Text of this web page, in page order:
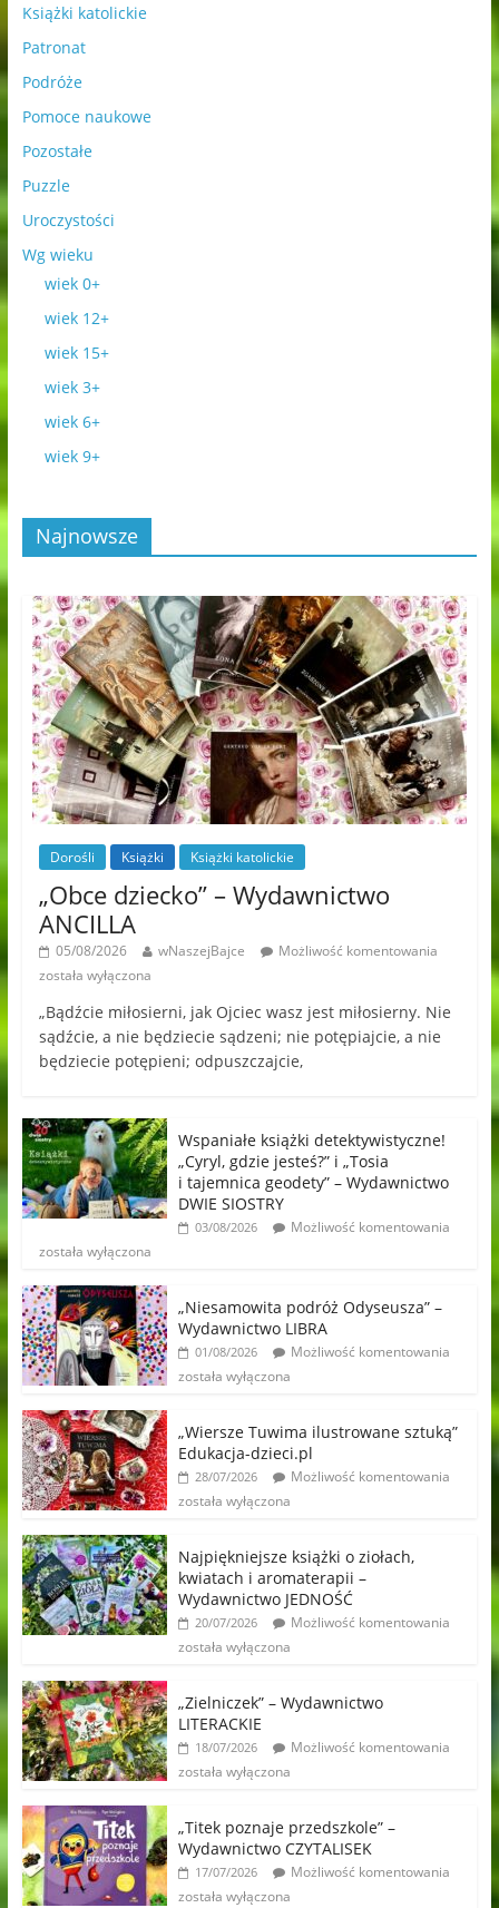
Książki katolickie
Patronat
Podróże
Pomoce naukowe
Pozostałe
Puzzle
Uroczystości
Wg wieku
wiek 0+
wiek 12+
wiek 15+
wiek 3+
wiek 6+
wiek 9+
Najnowsze
Dorośli Książki Książki katolickie
„Obce dziecko” – Wydawnictwo
ANCILLA
05/08/2026 wNaszejBajce
Możliwość komentowania
została wyłączona
„Bądźcie miłosierni, jak Ojciec wasz jest miłosierny. Nie
sądźcie, a nie będziecie sądzeni; nie potępiajcie, a nie
będziecie potępieni; odpuszczajcie,
Wspaniałe książki detektywistyczne!
„Cyryl, gdzie jesteś?” i „Tosia
i tajemnica geodety” – Wydawnictwo
DWIE SIOSTRY
03/08/2026
Możliwość komentowania
została wyłączona
„Niesamowita podróż Odyseusza” –
Wydawnictwo LIBRA
01/08/2026
Możliwość komentowania
została wyłączona
„Wiersze Tuwima ilustrowane sztuką”
Edukacja-dzieci.pl
28/07/2026
Możliwość komentowania
została wyłączona
Najpiękniejsze książki o ziołach,
kwiatach i aromaterapii –
Wydawnictwo JEDNOŚĆ
20/07/2026
Możliwość komentowania
została wyłączona
„Zielniczek” – Wydawnictwo
LITERACKIE
18/07/2026
Możliwość komentowania
została wyłączona
„Titek poznaje przedszkole” –
Wydawnictwo CZYTALISEK
17/07/2026
Możliwość komentowania
została wyłączona